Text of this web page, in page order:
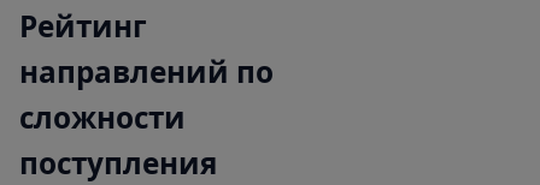
Рейтинг
направлений по
сложности
поступления